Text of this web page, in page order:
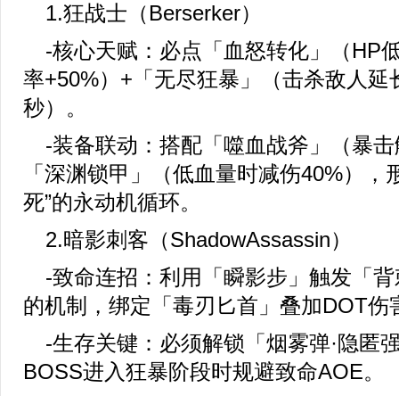
1.狂战士（Berserker）
-核心天赋：必点「血怒转化」（HP
率+50%）+「无尽狂暴」（击杀敌人延
秒）。
-装备联动：搭配「噬血战斧」（暴
「深渊锁甲」（低血量时减伤40%），
死”的永动机循环。
2.暗影刺客（ShadowAssassin）
-致命连招：利用「瞬影步」触发「
的机制，绑定「毒刃匕首」叠加DOT伤
-生存关键：必须解锁「烟雾弹·隐匿
BOSS进入狂暴阶段时规避致命AOE。